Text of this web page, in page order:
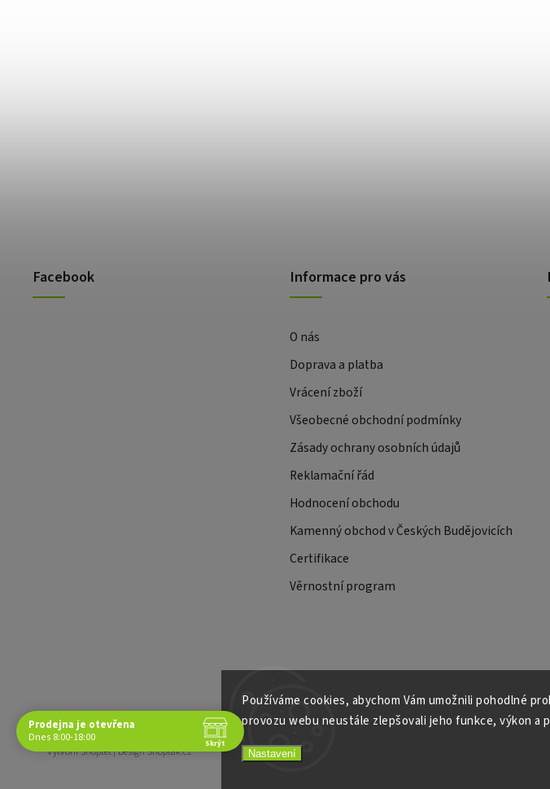
Používáme cookies, abychom Vám umožnili pohodlné
provozu webu neustále zlepšovali jeho funkce, výkon a
Nastavení
Facebook Informace pro vás
O nás
Doprava a platba
Vrácení zboží
Všeobecné obchodní podmínky
Zásady ochrany osobních údajů
Reklamační řád
Hodnocení obchodu
Kamenný obchod v Českých Budějovicích
Certifikace
Věrnostní program
Copyright 2026 . Všechna práva vyhrazena.
VytvořilShoptet| DesignShoptak.cz
Prodejna je otevřena
Dnes 8:00-18:00 Skrýt